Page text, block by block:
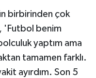
birbirinden çok
'Futbol benim
yaptım ama
tamamen farklı.
ayırdım. Son 5